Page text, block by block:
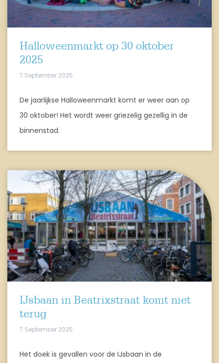
Halloweenmarkt op 30 oktober
2025
7 September 2025
De jaarlijkse Halloweenmarkt komt er weer aan op
30 oktober! Het wordt weer griezelig gezellig in de
binnenstad.
IJsbaan in Beatrixstraat komt niet
terug
7 September 2025
Het doek is gevallen voor de IJsbaan in de